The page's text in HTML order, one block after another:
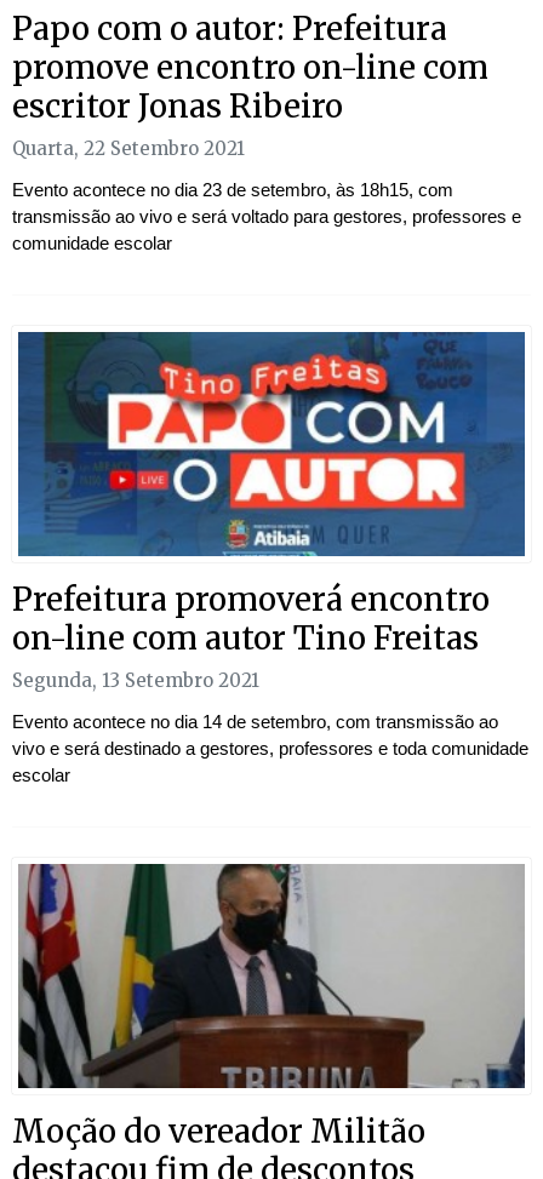
Papo com o autor: Prefeitura
promove encontro on-line com
escritor Jonas Ribeiro
Quarta, 22 Setembro 2021
Evento acontece no dia 23 de setembro, às 18h15, com
transmissão ao vivo e será voltado para gestores, professores e
comunidade escolar
Prefeitura promoverá encontro
on-line com autor Tino Freitas
Segunda, 13 Setembro 2021
Evento acontece no dia 14 de setembro, com transmissão ao
vivo e será destinado a gestores, professores e toda comunidade
escolar
Moção do vereador Militão
destacou fim de descontos